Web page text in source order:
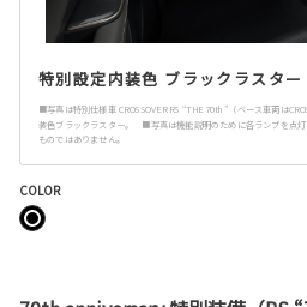
特別設定内装色 ブラックラスター
■写真は特別仕様車 CROSSOVER RS “THE 70th”（ベース車両は
装色ブラックラスター。 ■写真は機能説明のために各ランプを点灯
ものではありません。
COLOR